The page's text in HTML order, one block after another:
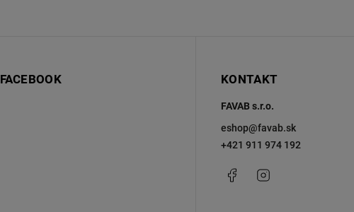
FACEBOOK KONTAKT
FAVAB s.r.o.
eshop@favab.sk
+421 911 974 192
Facebook